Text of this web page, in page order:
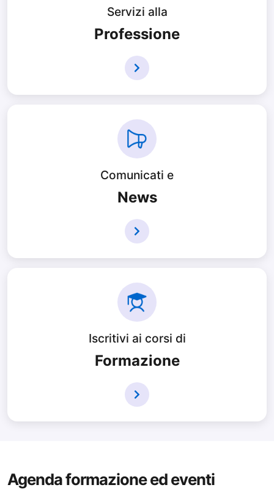
Servizi alla
Professione
Comunicati e
News
Iscritivi ai corsi di
Formazione
Agenda formazione ed eventi